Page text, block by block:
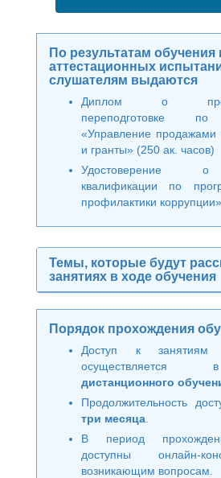
По результатам обучения
аттестационных
слушателям выдаются
Диплом о
переподготовке по
«Управление продажами
и гранты» (250 ак. часов)
Удостоверение
квалификации по
профилактики
Темы, которые будут
занятиях в ходе обучения
Порядок прохождения
Доступ к занятиям
дистанционного
Продолжительность
три месяца
В период
доступны онлайн-
возникающим вопросам.